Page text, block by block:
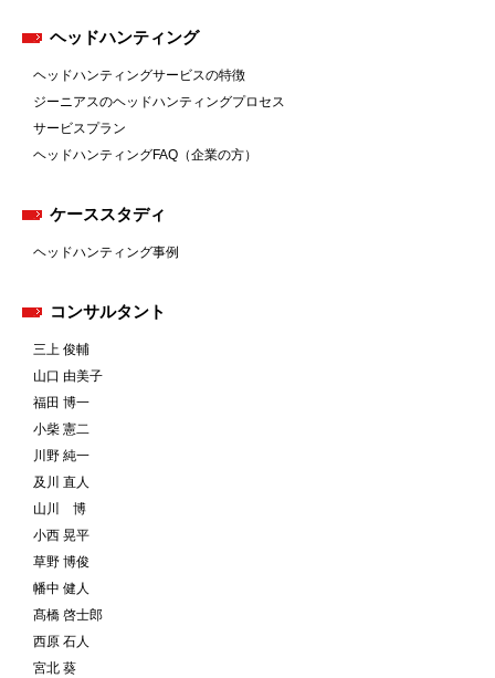
ヘッドハンティング
ヘッドハンティングサービスの特徴
ジーニアスのヘッドハンティングプロセス
サービスプラン
ヘッドハンティングFAQ（企業の方）
ケーススタディ
ヘッドハンティング事例
コンサルタント
三上 俊輔
山口 由美子
福田 博一
小柴 憲二
川野 純一
及川 直人
山川 博
小西 晃平
草野 博俊
幡中 健人
髙橋 啓士郎
西原 石人
宮北 葵